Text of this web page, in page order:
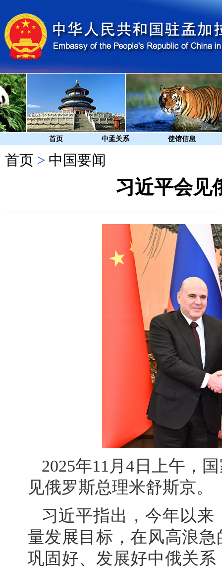
首页 中孟关系 使馆信息
首页 > 中国要闻
习近平会见
2025年11月4日上午，
见俄罗斯总理米舒斯京。
习近平指出，今年以
量发展目标，在风高浪
巩固好、发展好中俄关